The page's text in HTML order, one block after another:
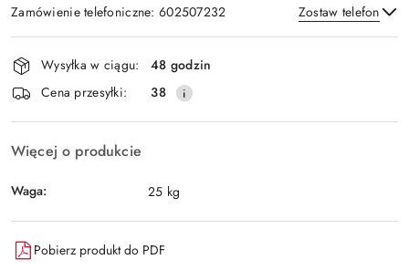
Zamówienie telefoniczne: 602507232 Zostaw telefon
Wyślij
Dostępność
i
dostawa
Wysyłka w ciągu:
48 godzin
Cena przesyłki:
38
Więcej o produkcie
Waga: 25 kg
Pobierz produkt do PDF